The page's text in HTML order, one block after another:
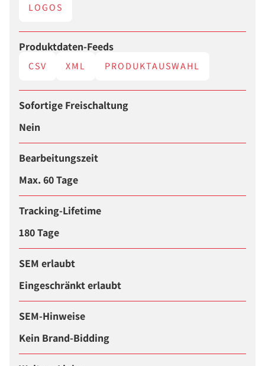
LOGOS
Produktdaten-Feeds
CSV XML PRODUKTAUSWAHL
Sofortige Freischaltung
Nein
Bearbeitungszeit
Max. 60 Tage
Tracking-Lifetime
180 Tage
SEM erlaubt
Eingeschränkt erlaubt
SEM-Hinweise
Kein Brand-Bidding